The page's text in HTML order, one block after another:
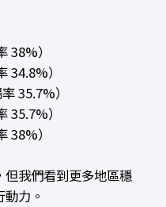
38%）
34.8%）
35.7%）
35.7%）
38%）
我們看到更多地區穩
力。